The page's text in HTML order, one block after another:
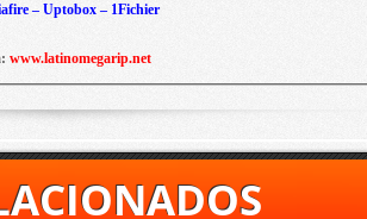
– Uptobox – 1Fichier
www.latinomegarip.net